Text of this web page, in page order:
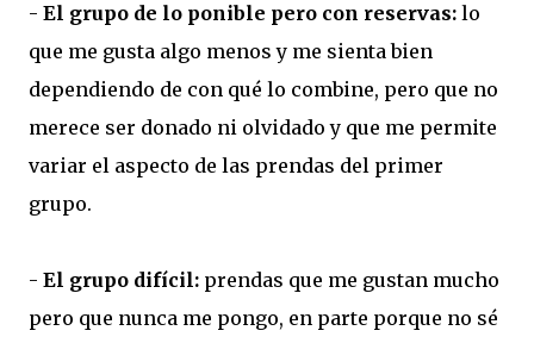
- El grupo de lo ponible pero con reservas: lo
que me gusta algo menos y me sienta bien
dependiendo de con qué lo combine, pero que no
merece ser donado ni olvidado y que me permite
variar el aspecto de las prendas del primer
grupo.
- El grupo difícil: prendas que me gustan mucho
pero que nunca me pongo, en parte porque no sé